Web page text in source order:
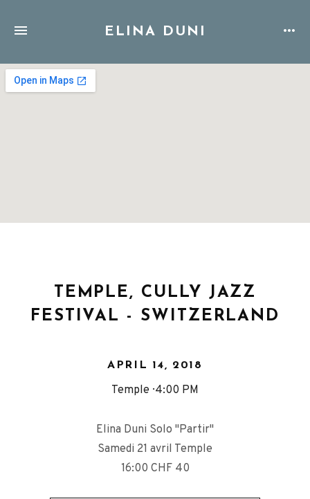
ELINA DUNI
TEMPLE, CULLY JAZZ
FESTIVAL - SWITZERLAND
APRIL 14, 2018
Temple 4:00 PM
Elina Duni Solo "Partir"
Samedi 21 avril Temple
16:00 CHF 40